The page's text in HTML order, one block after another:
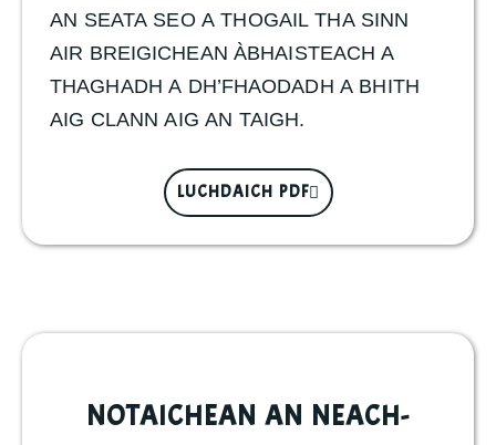
AN SEATA SEO A THOGAIL THA SINN
AIR BREIGICHEAN ÀBHAISTEACH A
THAGHADH A DH’FHAODADH A BHITH
AIG CLANN AIG AN TAIGH.
LUCHDAICH PDF
NOTAICHEAN AN NEACH-